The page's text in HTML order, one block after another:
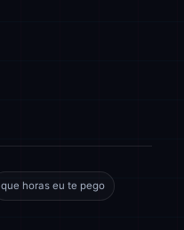
que horas eu te pego